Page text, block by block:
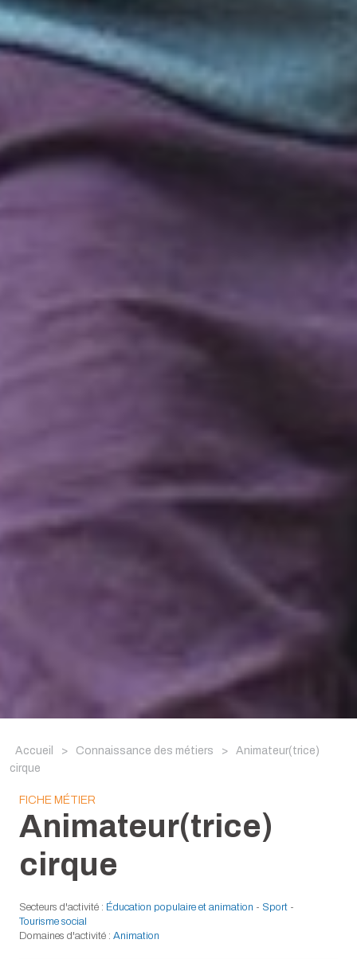
Accueil > Connaissance des métiers >
Animateur(trice)
cirque
FICHE MÉTIER
Animateur(trice)
cirque
Secteurs d'activité : Éducation populaire et animation - Sport -
Tourisme social
Domaines d'activité : Animation